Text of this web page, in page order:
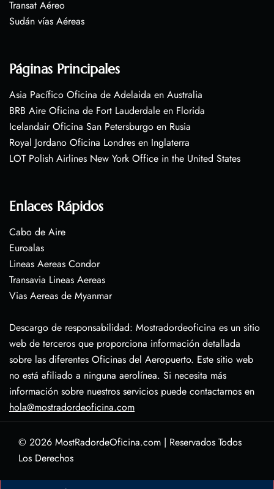
Transat Aéreo
Sudán vías Aéreas
Páginas Principales
Asia Pacífico Oficina de Adelaida en Australia
BRB Aire Oficina de Fort Lauderdale en Florida
Icelandair Oficina San Petersburgo en Rusia
Royal Jordano Oficina Londres en Inglaterra
LOT Polish Airlines New York Office in the United States
Enlaces Rápidos
Cabo de Aire
Euroalas
Lineas Aereas Condor
Transavia Lineas Aereas
Vias Aereas de Myanmar
Descargo de responsabilidad: Mostradordeoficina es un sitio
web de terceros que proporciona información detallada
sobre las diferentes Oficinas del Aeropuerto. Este sitio web
no está afiliado a ninguna aerolínea. Si necesita más
información sobre nuestros servicios puede contactarnos en
hola@mostradordeoficina.com
© 2026 MostRadordeOficina.com | Reservados Todos
Los Derechos